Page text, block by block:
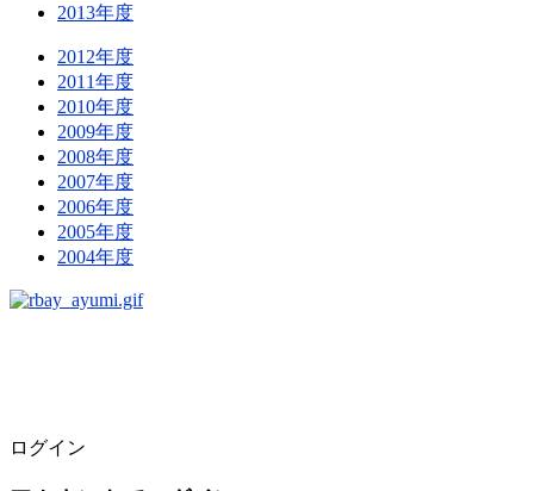
2013年度
2012年度
2011年度
2010年度
2009年度
2008年度
2007年度
2006年度
2005年度
2004年度
ログイン